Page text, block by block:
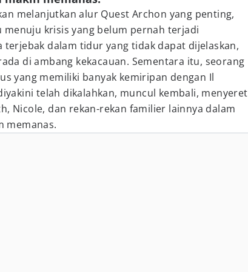
melanjutkan alur Quest Archon yang penting,
menuju krisis yang belum pernah terjadi
terjebak dalam tidur yang tidak dapat dijelaskan,
di ambang kekacauan. Sementara itu, seorang
yang memiliki banyak kemiripan dengan Il
telah dikalahkan, muncul kembali, menyeret
Nicole, dan rekan-rekan familier lainnya dalam
memanas.